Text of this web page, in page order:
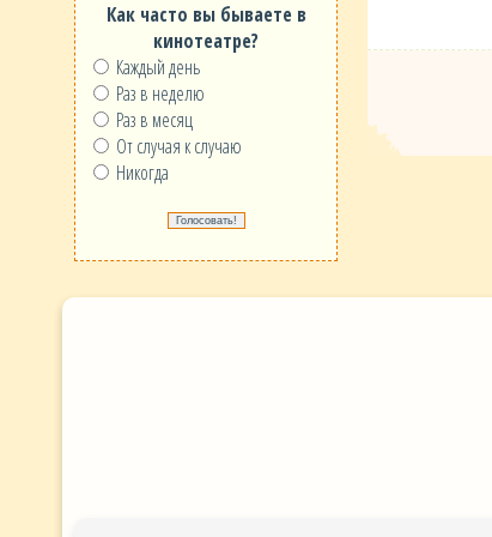
Как часто вы бываете в
кинотеатре?
Каждый день
Раз в неделю
Раз в месяц
От случая к случаю
Никогда